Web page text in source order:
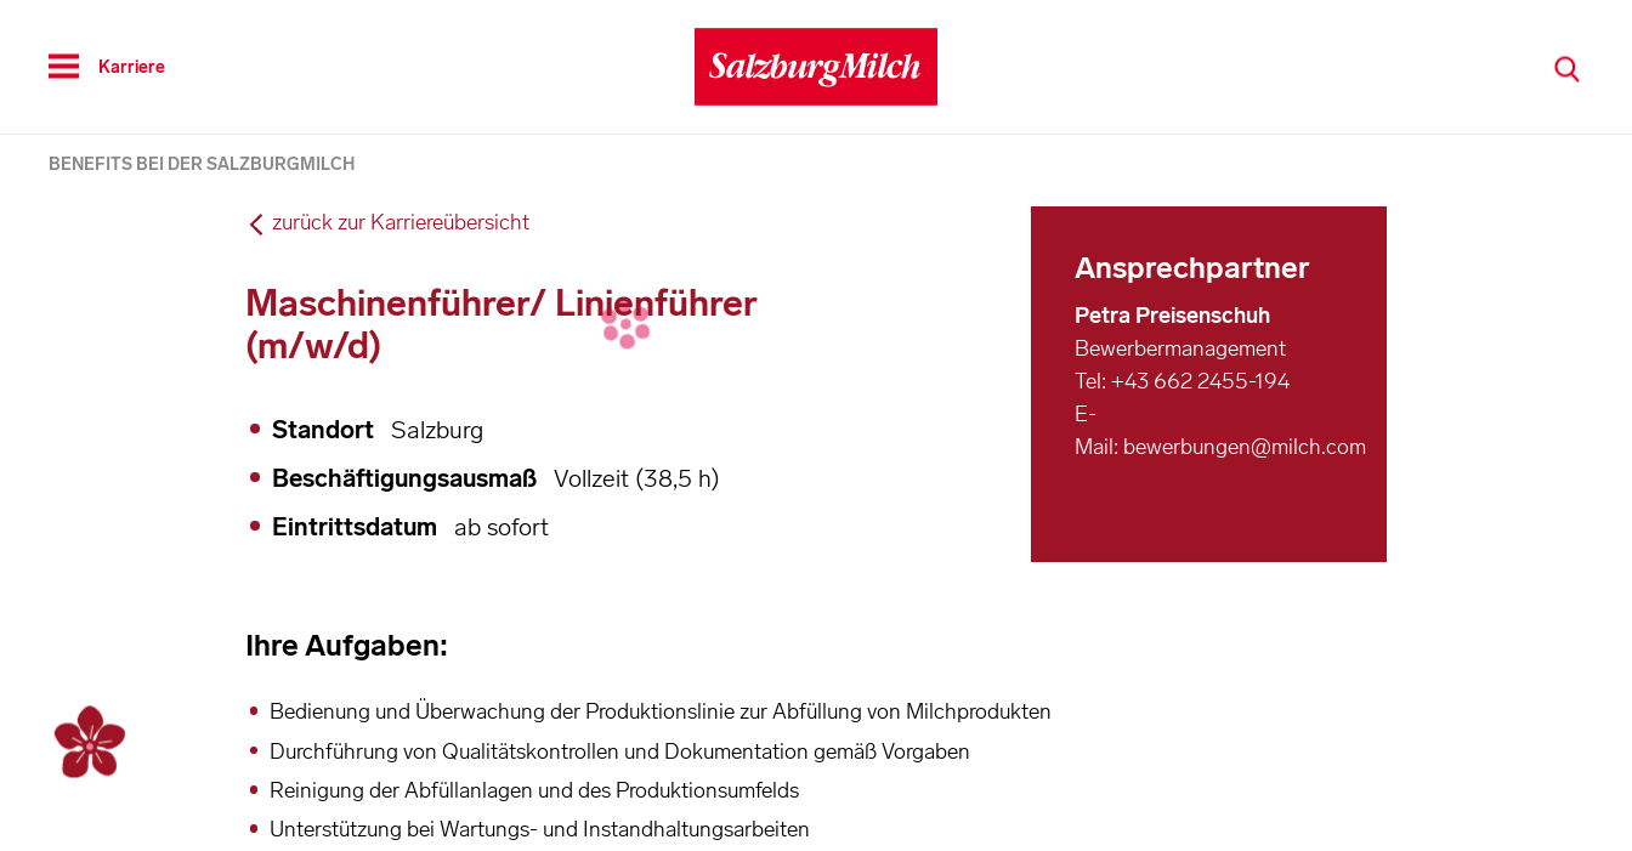
Toggle
navigation
Karriere
BENEFITS BEI DER SALZBURGMILCH
zurück zur Karriereübersicht
Maschinenführer/ Linienführer
(m/w/d)
Standort Salzburg
Beschäftigungsausmaß Vollzeit (38,5 h)
Eintrittsdatum
ab sofort
Ansprechpartner
Petra Preisenschuh
Bewerbermanagement
Tel: +43 662 2455-194
E-
Mail: bewerbungen@milch.com
Ihre Aufgaben:
Bedienung und Überwachung der Produktionslinie zur Abfüllung von Milchprodukten
Durchführung von Qualitätskontrollen und Dokumentation gemäß Vorgaben
Reinigung der Abfüllanlagen und des Produktionsumfelds
Unterstützung bei Wartungs- und Instandhaltungsarbeiten